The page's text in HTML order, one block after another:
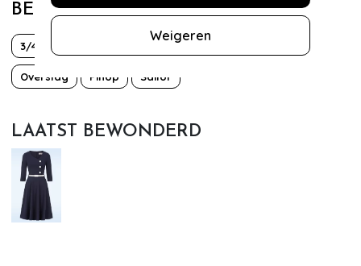
Weigeren
BEKIJK MEER VAN
3/4 mouw Bettie Page
Overslag PinUp Sailor
LAATST BEWONDERD